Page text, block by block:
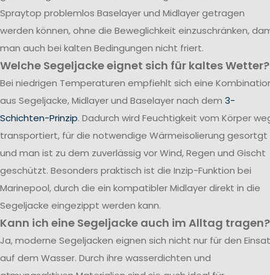
Spraytop problemlos Baselayer und Midlayer getragen
werden können, ohne die Beweglichkeit einzuschränken,
man auch bei kalten Bedingungen nicht friert.
Welche Segeljacke eignet sich für kaltes Wetter?
Bei niedrigen Temperaturen empfiehlt sich eine
aus Segeljacke, Midlayer und Baselayer nach dem 3-
Schichten-Prinzip. Dadurch wird Feuchtigkeit vom Körper
transportiert, für die notwendige Wärmeisolierung gesortgt
und man ist zu dem zuverlässig vor Wind, Regen und Gischt
geschützt. Besonders praktisch ist die Inzip-Funktion bei
Marinepool, durch die ein kompatibler Midlayer direkt in die
Segeljacke eingezippt werden kann.
Kann ich eine Segeljacke auch im Alltag tragen?
Ja, moderne Segeljacken eignen sich nicht nur für den
auf dem Wasser. Durch ihre wasserdichten und